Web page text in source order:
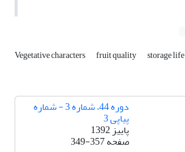
Vegetative characters fruit quality storage life
دوره 44، شماره 3 - شماره
پیاپی 3
پاییز 1392
صفحه349-357